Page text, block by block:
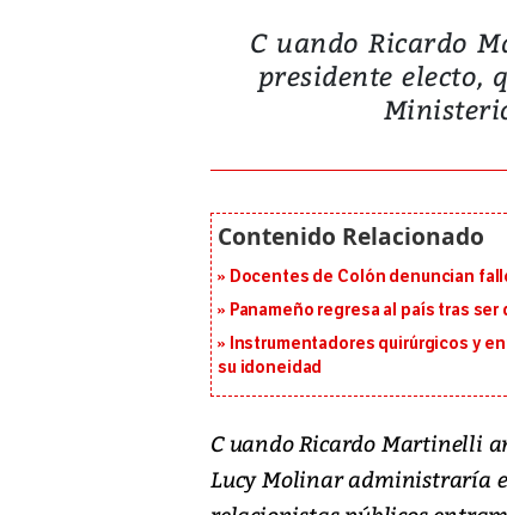
C uando Ricardo
presidente
Docentes de Colón denuncian
Panameño regresa al país tras
Instrumentadores quirúrgicos y
su idoneidad
C uando Ricardo Martinelli
Lucy Molinar administraría